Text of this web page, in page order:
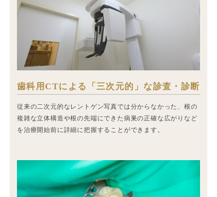
歯科用CTによる「三次元的」な診査・診断
従来の二次元的なレントゲン写真では分からなかった、根の
複雑な立体構造や根の先端にできた病巣の正確な広がりなど
を治療開始前に詳細に把握することができます。